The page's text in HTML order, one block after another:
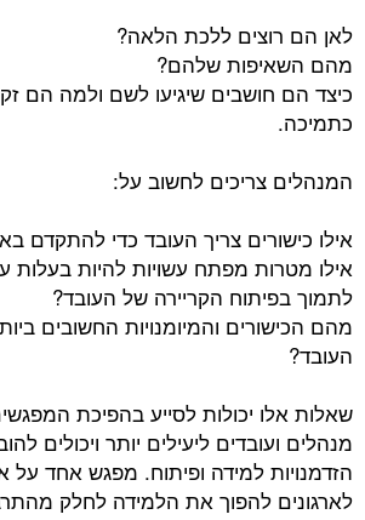
ללכת הלאה?
שלהם?
שיגיעו לשם ולמה הם זקוקים
לחשוב על:
צריך העובד כדי להתקדם בארגון?
מפתח עשויות להיות בעלות ערך כדי
הקריירה של העובד?
והמיומנויות החשובים ביותר של
שאלות אלו יכולות
ליעילים יותר ויכולים להוביל ליצירת
למידה ופיתוח. מפגש אחד על אחד
להפוך את הלמידה לחלק מהתרבות שלהם,